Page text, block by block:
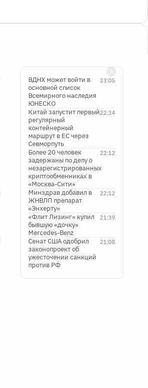
23:05
ВДНХ может войти в
основной список
Всемирного наследия
ЮНЕСКО
22:34
Китай запустит первый
регулярный
контейнерный
маршрут в ЕС через
Севморпуть
22:12
Более 20 человек
задержаны по делу о
незарегистрированных
криптообменниках в
«Москва-Сити»
22:12
Минздрав добавил в
ЖНВЛП препарат
«Энхерту»
21:39
«Флит Лизинг» купил
бывшую «дочку»
Mercedes-Benz
21:08
Сенат США одобрил
законопроект об
ужесточении санкций
против РФ